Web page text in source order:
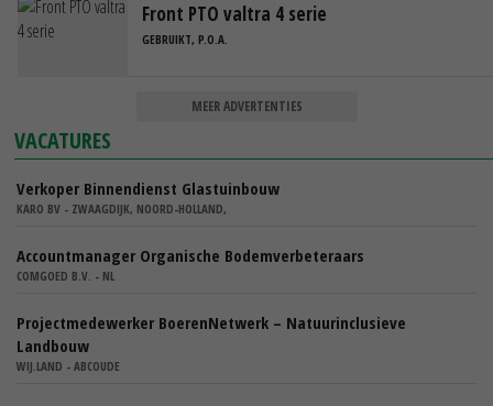
Front PTO valtra 4 serie
GEBRUIKT, P.O.A.
MEER ADVERTENTIES
VACATURES
Verkoper Binnendienst Glastuinbouw
KARO BV - ZWAAGDIJK, NOORD-HOLLAND,
Accountmanager Organische Bodemverbeteraars
COMGOED B.V. - NL
Projectmedewerker BoerenNetwerk – Natuurinclusieve
Landbouw
WIJ.LAND - ABCOUDE